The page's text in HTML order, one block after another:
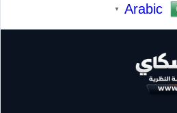
Arabic
▼